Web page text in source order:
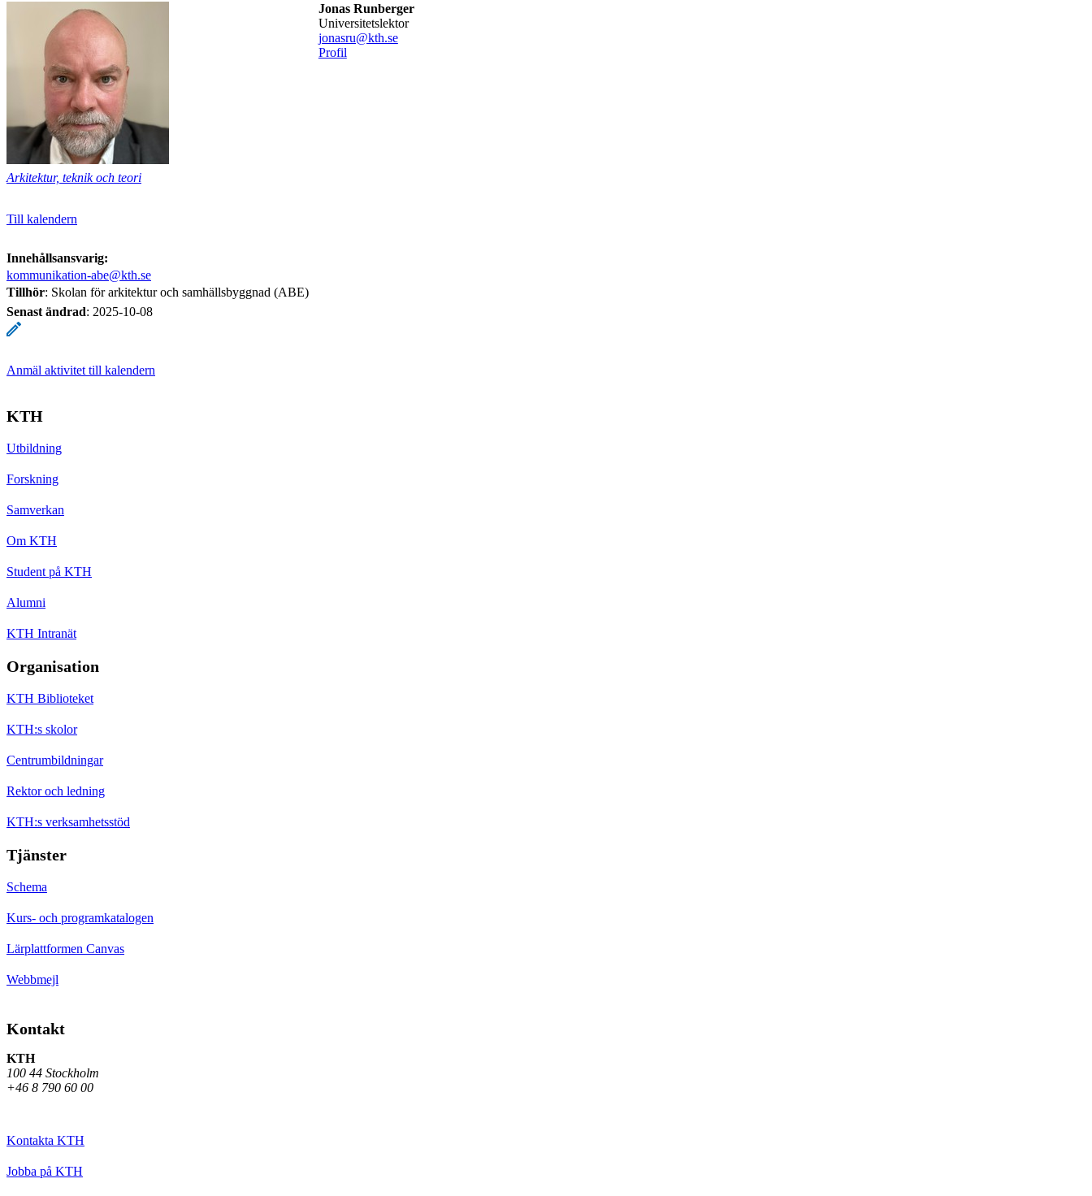
Jonas Runberger
universitetslektor
jonasru@kth.se
Profil
Arkitektur, teknik och teori
Till kalendern
Innehållsansvarig:
kommunikation-abe@kth.se
Tillhör: Skolan för arkitektur och samhällsbyggnad (ABE)
Senast ändrad: 2025-10-08
Anmäl aktivitet till kalendern
KTH
Utbildning
Forskning
Samverkan
Om KTH
Student på KTH
Alumni
KTH Intranät
Organisation
KTH Biblioteket
KTH:s skolor
Centrumbildningar
Rektor och ledning
KTH:s verksamhetsstöd
Tjänster
Schema
Kurs- och programkatalogen
Lärplattformen Canvas
Webbmejl
Kontakt
KTH
100 44 Stockholm
+46 8 790 60 00
Kontakta KTH
Jobba på KTH